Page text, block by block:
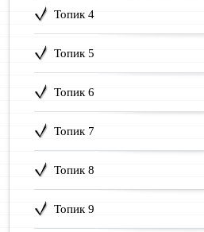
Топик 4
Топик 5
Топик 6
Топик 7
Топик 8
Топик 9